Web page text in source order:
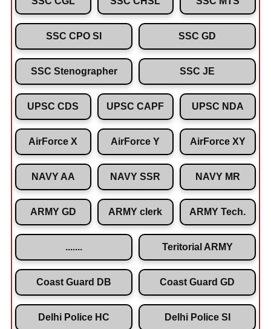
SSC CPO SI SSC GD
SSC Stenographer SSC JE
UPSC CDS UPSC CAPF UPSC NDA
AirForce X AirForce Y AirForce XY
NAVY AA NAVY SSR NAVY MR
ARMY GD ARMY clerk ARMY Tech.
Teritorial ARMY
Coast Guard DB Coast Guard GD
Delhi Police HC Delhi Police SI